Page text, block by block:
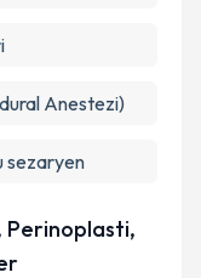
Anestezi)
sezaryen
Perinoplasti,